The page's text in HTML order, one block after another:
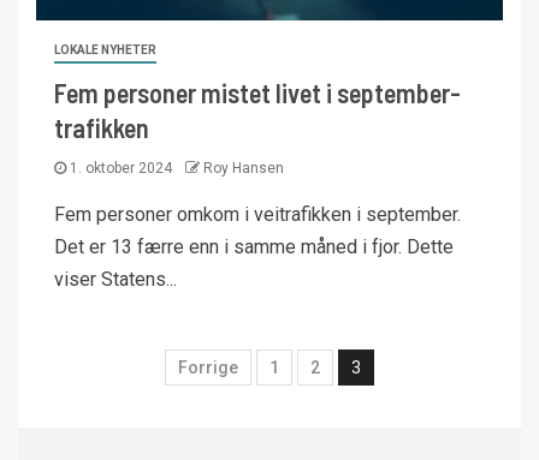
LOKALE NYHETER
Fem personer mistet livet i september-
trafikken
1. oktober 2024 Roy Hansen
Fem personer omkom i veitrafikken i september.
Det er 13 færre enn i samme måned i fjor. Dette
viser Statens...
Forrige 1 2 3